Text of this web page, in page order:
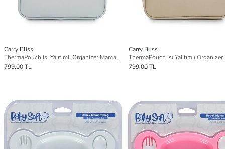
Carry Bliss
ThermaPouch Isı Yalıtımlı Organizer Mama ve Atıştırmalık Çantası
799,00 TL
Carry Bliss
799,00 TL